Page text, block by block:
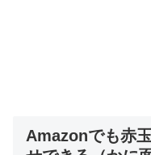
Amazonでも赤